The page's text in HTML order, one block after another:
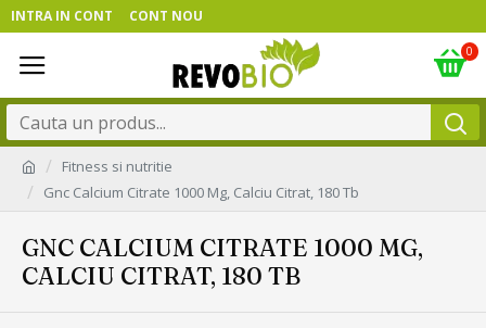
INTRA IN CONT CONT NOU
0
Fitness si nutritie
Gnc Calcium Citrate 1000 Mg, Calciu Citrat, 180 Tb
GNC CALCIUM CITRATE 1000 MG,
CALCIU CITRAT, 180 TB